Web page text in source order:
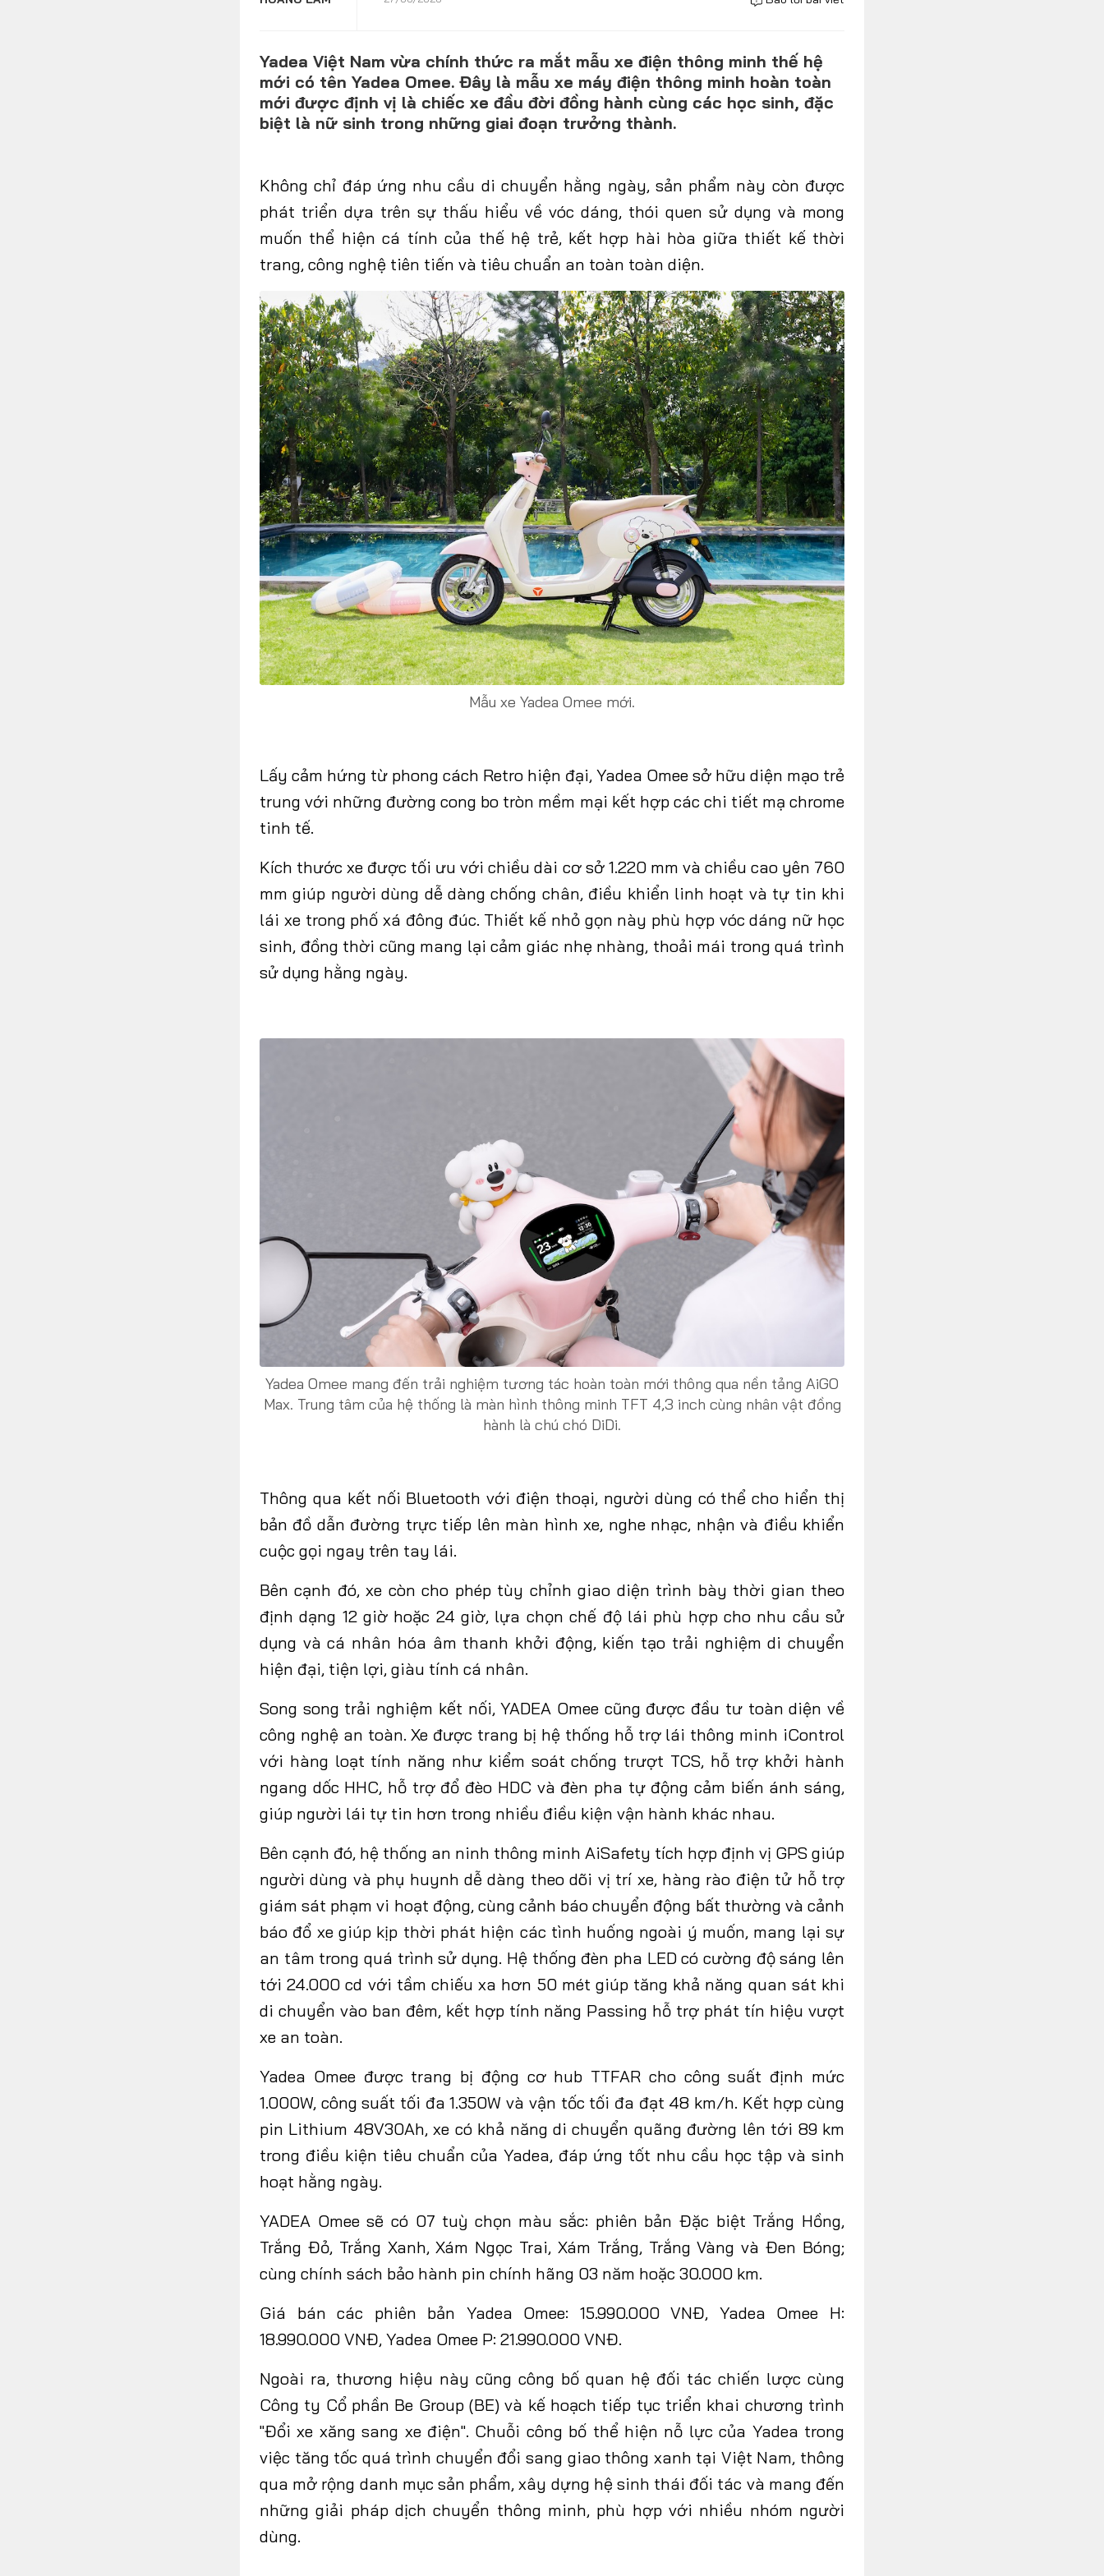
CONTACT US
0972271616
ngocvu.vneconomy@gmail.com
Yadea Việt Nam vừa chính thức ra mắt mẫu xe điện thông minh thế hệ
mới có tên Yadea Omee. Đây là mẫu xe máy điện thông minh hoàn toàn
mới được định vị là chiếc xe đầu đời đồng hành cùng các học sinh, đặc
biệt là nữ sinh trong những giai đoạn trưởng thành.
Không chỉ đáp ứng nhu cầu di chuyển hằng ngày, sản phẩm này còn được
phát triển dựa trên sự thấu hiểu về vóc dáng, thói quen sử dụng và mong
muốn thể hiện cá tính của thế hệ trẻ, kết hợp hài hòa giữa thiết kế thời
trang, công nghệ tiên tiến và tiêu chuẩn an toàn toàn diện.
Mẫu xe Yadea Omee mới.
Lấy cảm hứng từ phong cách Retro hiện đại, Yadea Omee sở hữu diện mạo trẻ
trung với những đường cong bo tròn mềm mại kết hợp các chi tiết mạ chrome
tinh tế.
Kích thước xe được tối ưu với chiều dài cơ sở 1.220 mm và chiều cao yên 760
mm giúp người dùng dễ dàng chống chân, điều khiển linh hoạt và tự tin khi
lái xe trong phố xá đông đúc. Thiết kế nhỏ gọn này phù hợp vóc dáng nữ học
sinh, đồng thời cũng mang lại cảm giác nhẹ nhàng, thoải mái trong quá trình
sử dụng hằng ngày.
Yadea Omee mang đến trải nghiệm tương tác hoàn toàn mới thông qua nền tảng AiGO
Max. Trung tâm của hệ thống là màn hình thông minh TFT 4,3 inch cùng nhân vật đồng
hành là chú chó DiDi.
Thông qua kết nối Bluetooth với điện thoại, người dùng có thể cho hiển thị
bản đồ dẫn đường trực tiếp lên màn hình xe, nghe nhạc, nhận và điều khiển
cuộc gọi ngay trên tay lái.
Bên cạnh đó, xe còn cho phép tùy chỉnh giao diện trình bày thời gian theo
định dạng 12 giờ hoặc 24 giờ, lựa chọn chế độ lái phù hợp cho nhu cầu sử
dụng và cá nhân hóa âm thanh khởi động, kiến tạo trải nghiệm di chuyển
hiện đại, tiện lợi, giàu tính cá nhân.
Song song trải nghiệm kết nối, YADEA Omee cũng được đầu tư toàn diện về
công nghệ an toàn. Xe được trang bị hệ thống hỗ trợ lái thông minh iControl
với hàng loạt tính năng như kiểm soát chống trượt TCS, hỗ trợ khởi hành
ngang dốc HHC, hỗ trợ đổ đèo HDC và đèn pha tự động cảm biến ánh sáng,
giúp người lái tự tin hơn trong nhiều điều kiện vận hành khác nhau.
Bên cạnh đó, hệ thống an ninh thông minh AiSafety tích hợp định vị GPS giúp
người dùng và phụ huynh dễ dàng theo dõi vị trí xe, hàng rào điện tử hỗ trợ
giám sát phạm vi hoạt động, cùng cảnh báo chuyển động bất thường và cảnh
báo đổ xe giúp kịp thời phát hiện các tình huống ngoài ý muốn, mang lại sự
an tâm trong quá trình sử dụng. Hệ thống đèn pha LED có cường độ sáng lên
tới 24.000 cd với tầm chiếu xa hơn 50 mét giúp tăng khả năng quan sát khi
di chuyển vào ban đêm, kết hợp tính năng Passing hỗ trợ phát tín hiệu vượt
xe an toàn.
Yadea Omee được trang bị động cơ hub TTFAR cho công suất định mức
1.000W, công suất tối đa 1.350W và vận tốc tối đa đạt 48 km/h. Kết hợp cùng
pin Lithium 48V30Ah, xe có khả năng di chuyển quãng đường lên tới 89 km
trong điều kiện tiêu chuẩn của Yadea, đáp ứng tốt nhu cầu học tập và sinh
hoạt hằng ngày.
YADEA Omee sẽ có 07 tuỳ chọn màu sắc: phiên bản Đặc biệt Trắng Hồng,
Trắng Đỏ, Trắng Xanh, Xám Ngọc Trai, Xám Trắng, Trắng Vàng và Đen Bóng;
cùng chính sách bảo hành pin chính hãng 03 năm hoặc 30.000 km.
Giá bán các phiên bản Yadea Omee: 15.990.000 VNĐ, Yadea Omee H:
18.990.000 VNĐ, Yadea Omee P: 21.990.000 VNĐ.
Ngoài ra, thương hiệu này cũng công bố quan hệ đối tác chiến lược cùng
Công ty Cổ phần Be Group (BE) và kế hoạch tiếp tục triển khai chương trình
"Đổi xe xăng sang xe điện". Chuỗi công bố thể hiện nỗ lực của Yadea trong
việc tăng tốc quá trình chuyển đổi sang giao thông xanh tại Việt Nam, thông
qua mở rộng danh mục sản phẩm, xây dựng hệ sinh thái đối tác và mang đến
những giải pháp dịch chuyển thông minh, phù hợp với nhiều nhóm người
dùng.